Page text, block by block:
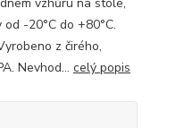
-20°C do +80°C.
z čirého,
Nevhod... celý popis